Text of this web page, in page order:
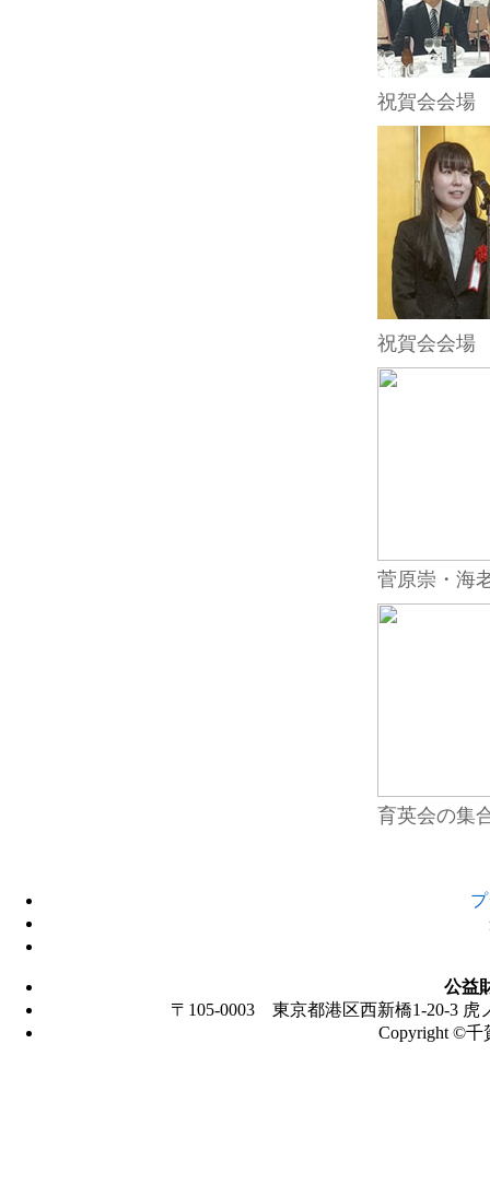
祝賀会会場
祝賀会会場
菅原崇・海
育英会の集
公益
〒105-0003 東京都港区西新橋1-20-3
Copyright ©千